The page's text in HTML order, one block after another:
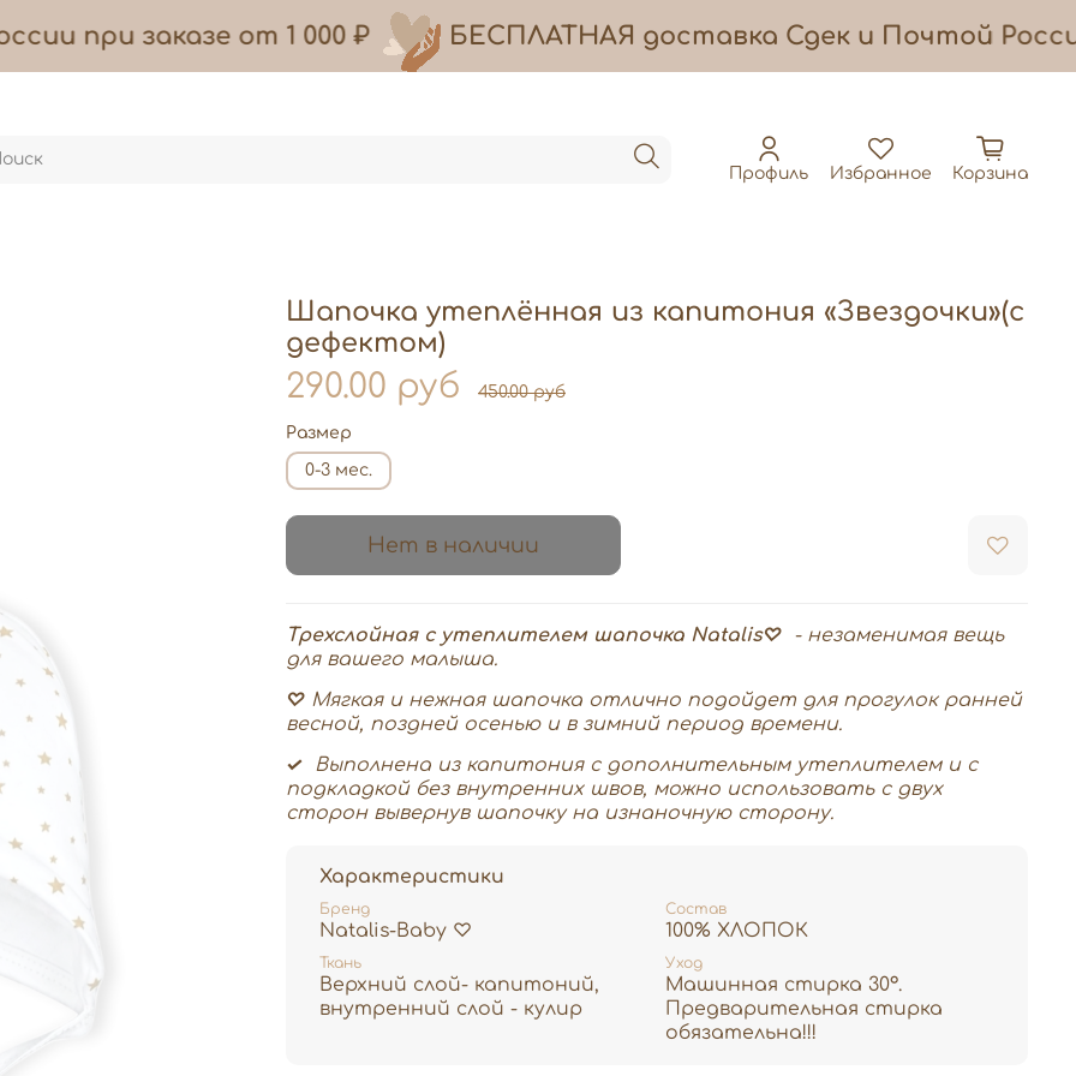
при заказе от 1 000 ₽ БЕСПЛАТНАЯ доставка Сдек и Почтой
Профиль Избранное Корзина
Шапочка утеплённая из капитония «Звездочки»(с
дефектом)
290.00 руб 450.00 руб
Размер
0-3 мес.
Нет в наличии
Трехслойная с утеплителем шапочка Natalis♡ - незаменимая вещь
для вашего малыша.
♡ Мягкая и нежная шапочка отлично подойдет для прогулок ранней
весной, поздней осенью и в зимний период времени.
✓ Выполнена из капитония с дополнительным утеплителем и с
подкладкой без внутренних швов, можно использовать с двух
сторон вывернув шапочку на изнаночную сторону.
Характеристики
Бренд
Natalis-Baby ♡
Состав
100% ХЛОПОК
Ткань
Верхний слой- капитоний,
внутренний слой - кулир
Уход
Машинная стирка 30°.
Предварительная стирка
обязательна!!!